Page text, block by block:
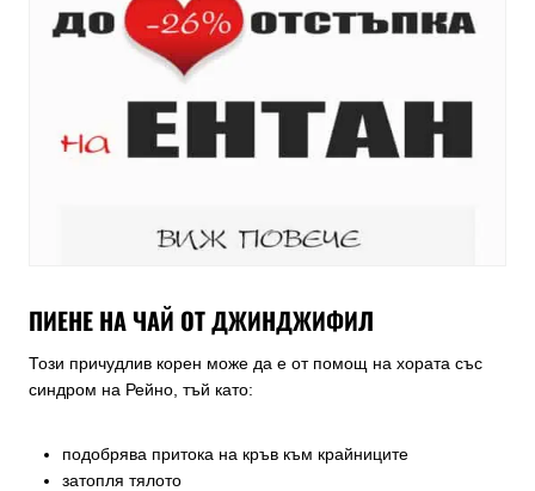
ПИЕНЕ НА ЧАЙ ОТ ДЖИНДЖИФИЛ
Този причудлив корен може да е от помощ на хората със
синдром на Рейно, тъй като:
подобрява притока на кръв към крайниците
затопля тялото